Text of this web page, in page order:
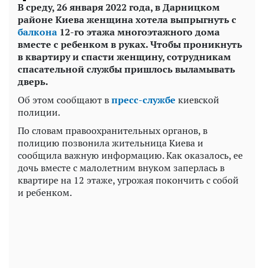
В среду, 26 января 2022 года, в Дарницком
районе Киева женщина хотела выпрыгнуть с
балкона 12-го этажа многоэтажного дома
вместе с ребенком в руках. Чтобы проникнуть
в квартиру и спасти женщину, сотрудникам
спасательной службы пришлось выламывать
дверь.
Об этом сообщают впресс-службе киевской
полиции.
По словам правоохранительных органов, в
полицию позвонила жительница Киева и
сообщила важную информацию. Как оказалось, ее
дочь вместе с малолетним внуком заперлась в
квартире на 12 этаже, угрожая покончить с собой
и ребенком.